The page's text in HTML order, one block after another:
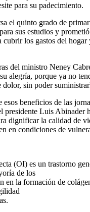
para su padecimiento.
el quinto grado de
sus estudios y
cubrir los gastos del
del ministro Neney
alegría, porque ya no
sin poder
beneficios de las
presidente Luis Abinader
dignificar la calidad de
en condiciones de
(OI) es un trastorno
de los
en la formación de